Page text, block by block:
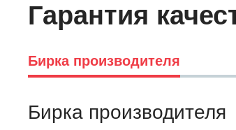
Гарантия
Бирка производителя
Бирка производителя